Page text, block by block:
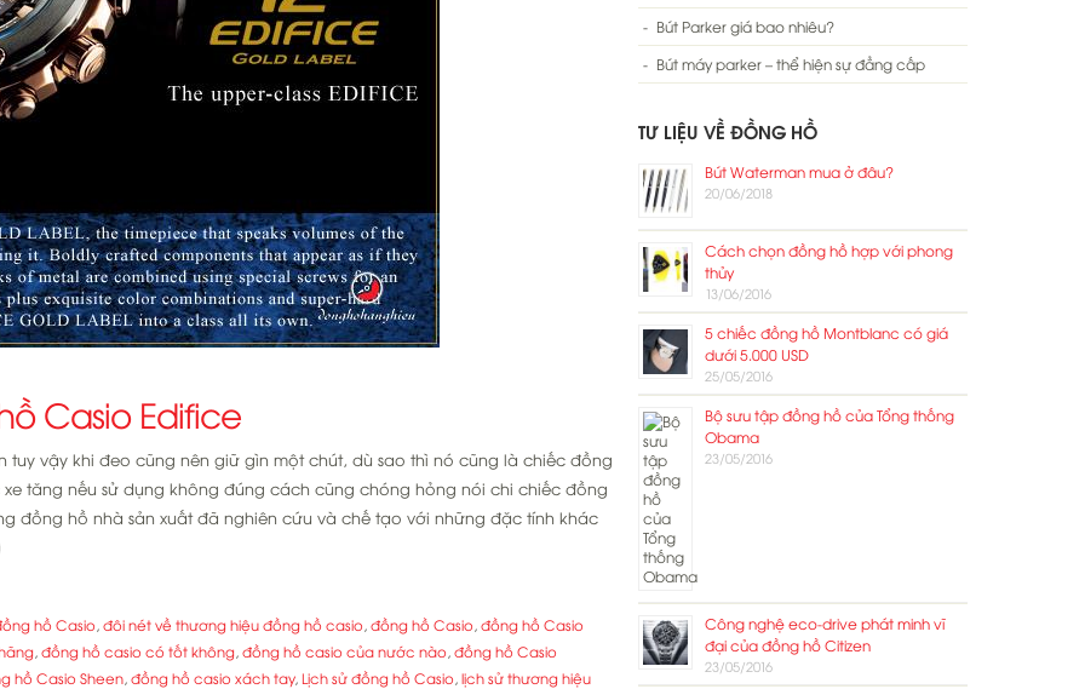
Casio Edifice
vậy khi đeo cũng nên giữ gìn một chút, dù sao thì nó cũng là chiếc đồng
tăng nếu sử dụng không đúng cách cũng chóng hỏng nói chi chiếc đồng
đồng hồ nhà sản xuất đã nghiên cứu và chế tạo với những đặc tính khác
hồ Casio , đôi nét về thương hiệu đồng hồ casio , đồng hồ Casio , đồng hồ Casio
, đồng hồ casio có tốt không, đồng hồ casio của nước nào , đồng hồ Casio
hồ Casio Sheen, đồng hồ casio xách tay, Lịch sử đồng hồ Casio , lịch sử thương hiệu
Bút Parker giá bao nhiêu?
Bút máy parker – thể hiện sự đẳng cấp
TƯ LIỆU VỀ ĐỒNG HỒ
Bút Waterman mua ở đâu?
20/06/2018
Cách chọn đồng hồ hợp với phong
thủy
13/06/2016
5 chiếc đồng hồ Montblanc có giá
dưới 5.000 USD
25/05/2016
Bộ sưu tập đồng hồ của Tổng thống
Obama
23/05/2016
Công nghệ eco-drive phát minh vĩ
đại của đồng hồ Citizen
23/05/2016